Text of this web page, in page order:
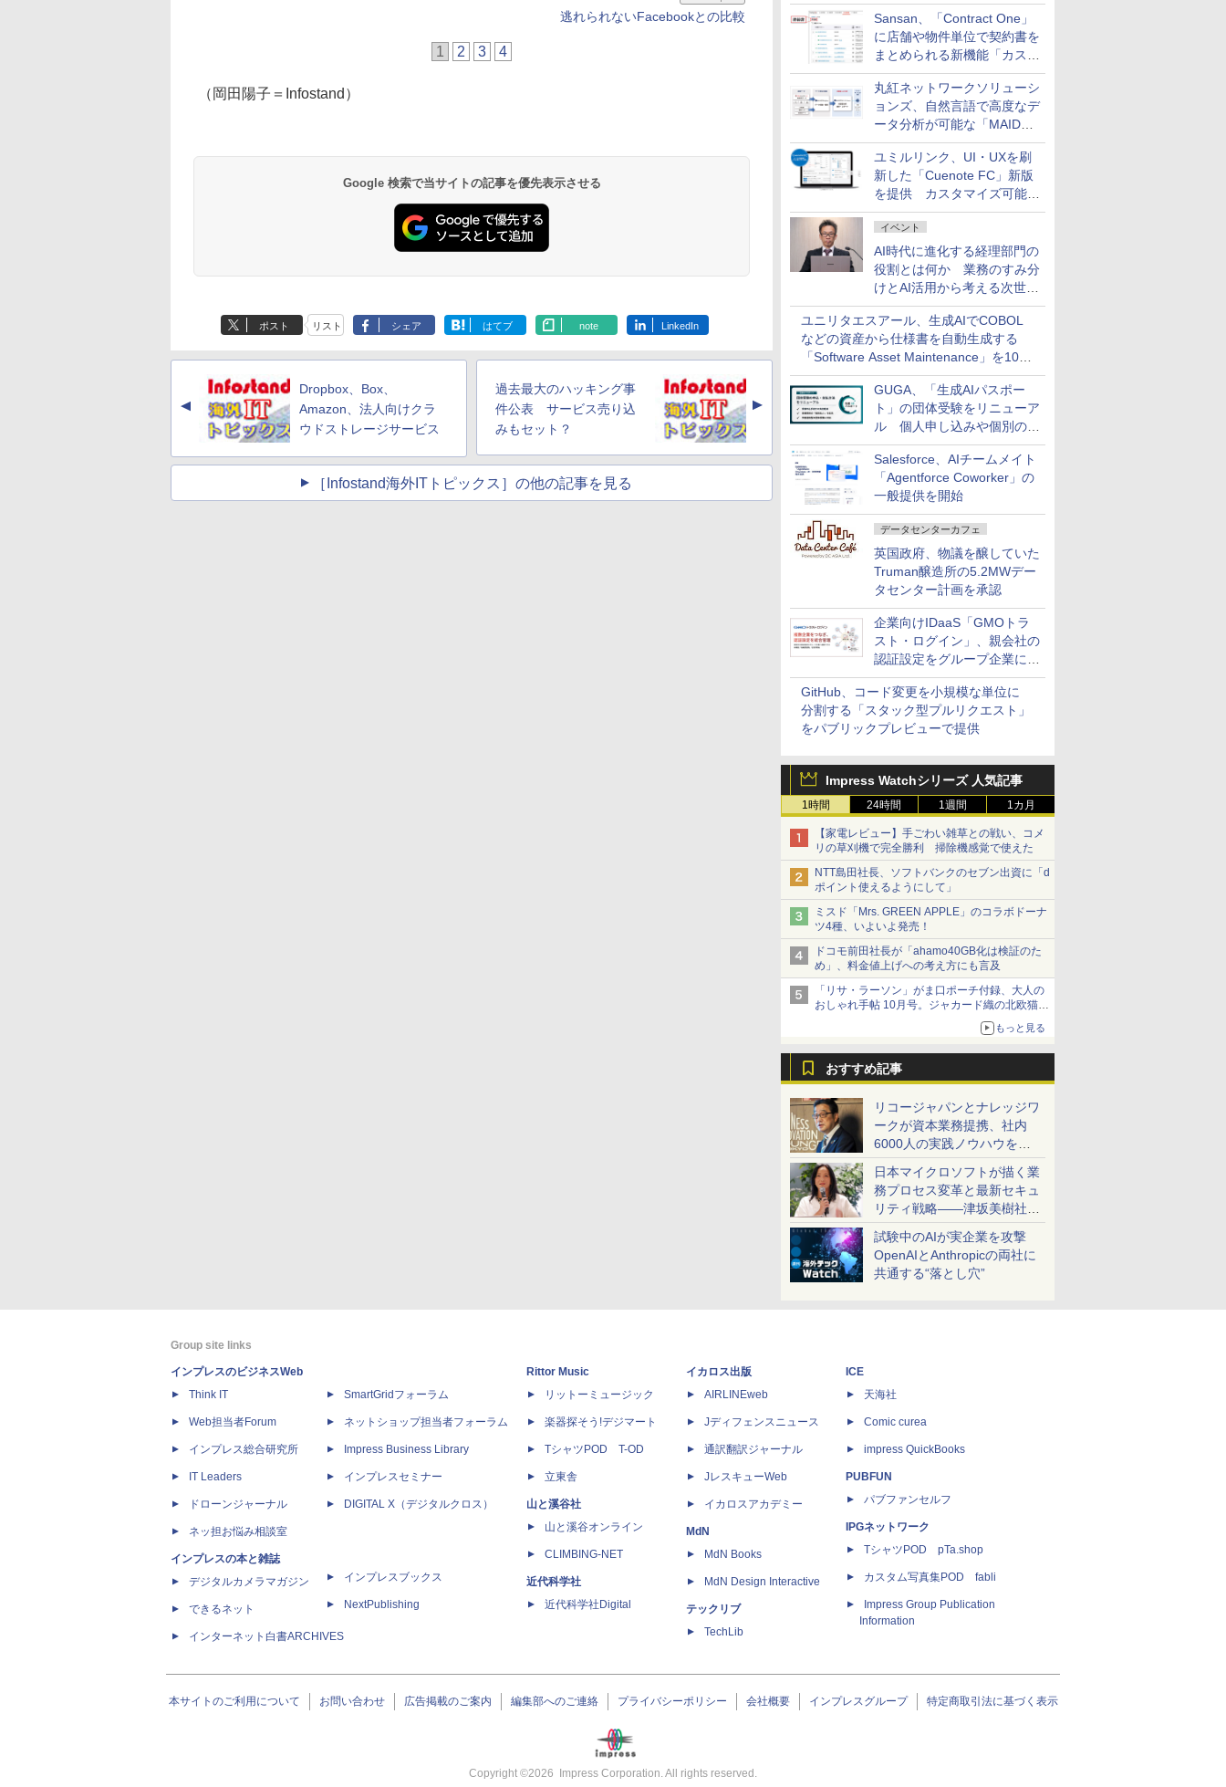
Sansan、「Contract One」
に店舗や物件単位で契約書を
まとめられる新機能「カスタ
ム契約ツリー」を追加
丸紅ネットワークソリューシ
ョンズ、自然言語で高度なデ
ータ分析が可能な「MAIDOA
AI ASSIST」を9月より提供
ユミルリンク、UI・UXを刷
新した「Cuenote FC」新版
を提供 カスタマイズ可能な
ダッシュボード画面を搭載
イベント
AI時代に進化する経理部門の
役割とは何か 業務のすみ分
けとAI活用から考える次世代
ファイナンス戦略
ユニリタエスアール、生成AIでCOBOL
などの資産から仕様書を自動生成する
「Software Asset Maintenance」を10月
に発売
GUGA、「生成AIパスポー
ト」の団体受験をリニューア
ル 個人申し込みや個別の支
払いなどに対応
Salesforce、AIチームメイト
「Agentforce Coworker」の
一般提供を開始
データセンターカフェ
英国政府、物議を醸していた
Truman醸造所の5.2MWデー
タセンター計画を承認
企業向けIDaaS「GMOトラ
スト・ログイン」、親会社の
認証設定をグループ企業に展
開できる新機能を提供
GitHub、コード変更を小規模な単位に
分割する「スタック型プルリクエスト」
をパブリックプレビューで提供
Impress Watchシリーズ 人気記事
1時間 24時間 1週間 1カ月
【家電レビュー】手ごわい雑草との戦い、コメ
リの草刈機で完全勝利 掃除機感覚で使えた
NTT島田社長、ソフトバンクのセブン出資に「d
ポイント使えるようにして」
ミスド「Mrs. GREEN APPLE」のコラボドーナ
ツ4種、いよいよ発売！
ドコモ前田社長が「ahamo40GB化は検証のた
め」、料金値上げへの考え方にも言及
「リサ・ラーソン」がま口ポーチ付録、大人の
おしゃれ手帖 10月号。ジャカード織の北欧猫デ
もっと見る
おすすめ記事
リコージャパンとナレッジワ
ークが資本業務提携、社内
6000人の実践ノウハウを生
かした「AI商談記録 for
RICOH」を展開へ
日本マイクロソフトが描く業
務プロセス変革と最新セキュ
リティ戦略――津坂美樹社長
が2027年度戦略を説明
試験中のAIが実企業を攻撃
OpenAIとAnthropicの両社に
共通する“落とし穴”
逃れられないFacebookとの比較
1 2 3 4
（岡田陽子＝Infostand）
Google 検索で当サイトの記事を優先表示させる
ポスト リスト シェア はてブ note LinkedIn
▲
Dropbox、Box、
Amazon、法人向けクラ
ウドストレージサービス
過去最大のハッキング事
件公表 サービス売り込
みもセット？
▲
［Infostand海外ITトピックス］の他の記事を見る
Group site links
インプレスのビジネスWeb
Think IT
Web担当者Forum
インプレス総合研究所
IT Leaders
ドローンジャーナル
ネッ担お悩み相談室
インプレスの本と雑誌
デジタルカメラマガジン
できるネット
インターネット白書ARCHIVES
SmartGridフォーラム
ネットショップ担当者フォーラム
Impress Business Library
インプレスセミナー
DIGITAL X（デジタルクロス）
インプレスブックス
NextPublishing
Rittor Music
リットーミュージック
楽器探そう!デジマート
TシャツPOD T-OD
立東舎
山と溪谷社
山と溪谷オンライン
CLIMBING-NET
近代科学社
近代科学社Digital
イカロス出版
AIRLINEweb
Jディフェンスニュース
通訳翻訳ジャーナル
JレスキューWeb
イカロスアカデミー
MdN
MdN Books
MdN Design Interactive
テックリブ
TechLib
ICE
天海社
Comic curea
impress QuickBooks
PUBFUN
パブファンセルフ
IPGネットワーク
TシャツPOD pTa.shop
カスタム写真集POD fabli
Impress Group Publication
Information
本サイトのご利用について お問い合わせ 広告掲載のご案内 編集部へのご連絡 プライバシーポリシー 会社概要 インプレスグループ 特定商取引法に基づく表示
Copyright ©2026 Impress Corporation. All rights reserved.